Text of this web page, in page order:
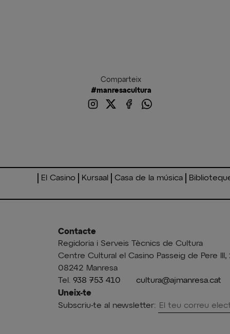
Comparteix
#manresacultura
El Casino Kursaal Casa de la música
Contacte
Regidoria i Serveis Tècnics de Cultura
Centre Cultural el Casino Passeig de Pere III,
08242 Manresa
Tel. 938 753 410 cultura@ajmanresa.cat
Uneix-te
Subscriu-te al newsletter: